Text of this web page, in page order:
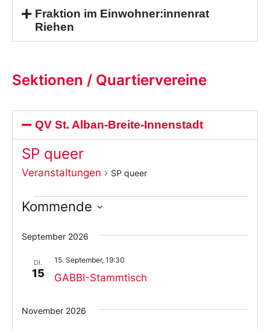
Fraktion im Einwohner:innenrat
Riehen
Sektionen / Quartiervereine
QV St. Alban-Breite-Innenstadt
SP queer
Veranstaltungen SP queer
Kommende
Sie
das
aus.
September 2026
DI.
15 GABBI-Stammtisch
15. September, 19:30
November 2026